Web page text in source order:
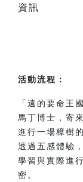
活動流程：
「遠的要命王
馬丁博士，寄
進行一場樟樹
透過五感體驗
學習與實際進
密。